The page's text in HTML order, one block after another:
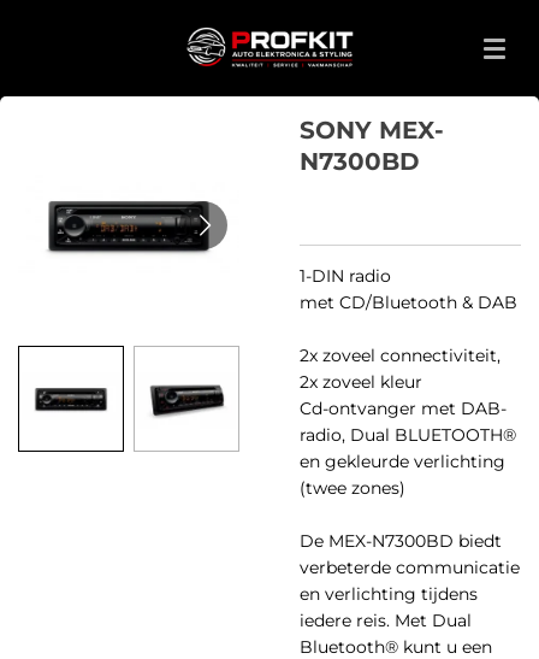
SONY MEX-
N7300BD
1-DIN radio
met CD/Bluetooth & DAB
2x zoveel connectiviteit,
2x zoveel kleur
Cd-ontvanger met DAB-
radio, Dual BLUETOOTH®
en gekleurde verlichting
(twee zones)
De MEX-N7300BD biedt
verbeterde communicatie
en verlichting tijdens
iedere reis. Met Dual
Bluetooth® kunt u een